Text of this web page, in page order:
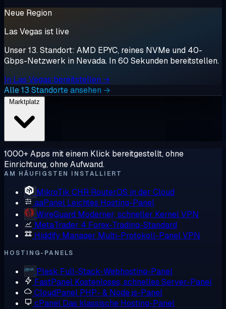
Neue Region
Las Vegas ist live
Unser 13. Standort: AMD EPYC, reines NVMe und 40-
Gbps-Netzwerk in Nevada. In 60 Sekunden bereitstellen.
In Las Vegas bereitstellen →
Alle 13 Standorte ansehen →
1000+ Apps mit einem Klick bereitgestellt, ohne
Einrichtung, ohne Aufwand.
AM HÄUFIGSTEN INSTALLIERT
MikroTik CHR RouterOS in der Cloud
aaPanel Leichtes Hosting-Panel
WireGuard Moderner, schneller Kernel VPN
MetaTrader 4 Forex-Trading-Standard
Hiddify Manager Multi-Protokoll-Panel VPN
HOSTING-PANELS
Plesk Full-Stack-Webhosting-Panel
FastPanel Kostenloses, schnelles Server-Panel
CloudPanel PHP- & Node.js-Panel
cPanel Das klassische Hosting-Panel